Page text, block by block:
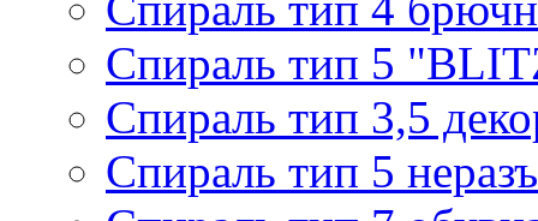
Спираль тип 5
Спираль тип 3,5
Спираль тип 5